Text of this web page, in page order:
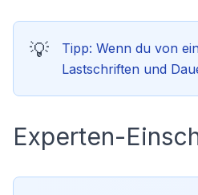
Tipp: Wenn du von
Lastschriften und
Experten-